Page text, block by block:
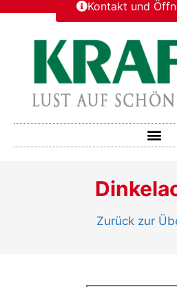
Kontakt und
Zurück zur